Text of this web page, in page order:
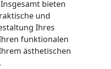
bieten
und
Ihres
funktionalen
ästhetischen